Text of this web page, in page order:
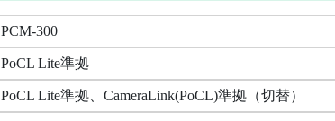
PCM-300
PoCL Lite準拠
PoCL Lite準拠、CameraLink(PoCL)準拠（切替）